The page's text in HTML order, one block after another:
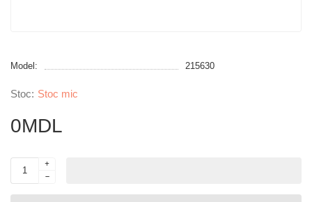
Model: 215630
Stoc mic
0MDL